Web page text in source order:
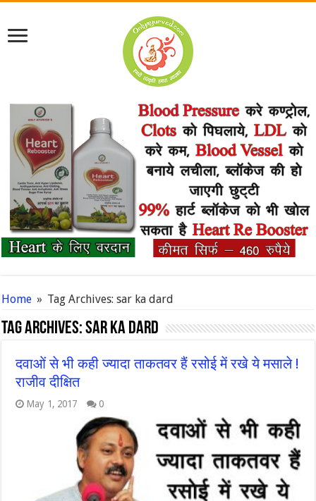
Home » Tag Archives: sar ka dard
Tag Archives:sar ka dard
दवाओं से भी कही ज्यादा ताकतवर हैं रसोई में रखे ये मसाले !
राजीव दीक्षित
May 1, 2017 0